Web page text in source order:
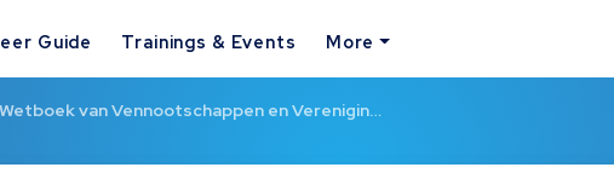
Guide Trainings & Events More
van Vennootschappen en Verenigin…